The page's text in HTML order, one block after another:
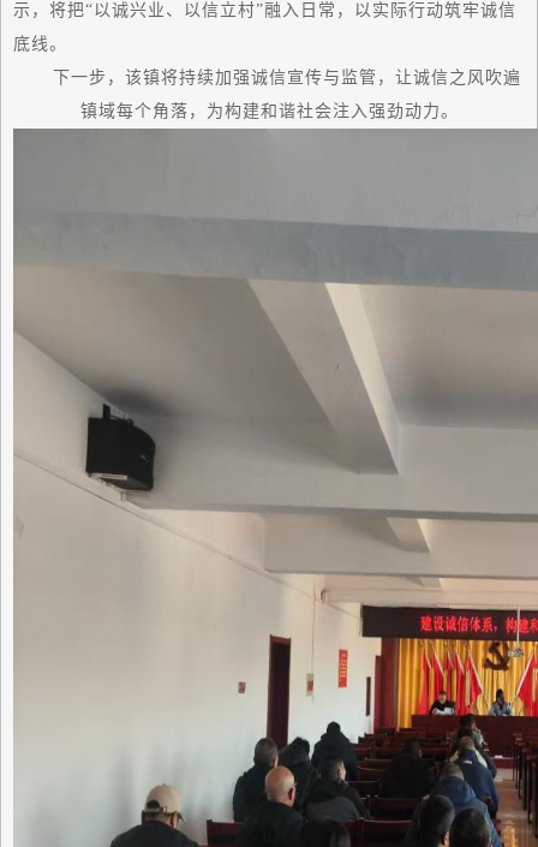
示，将把“以诚兴业、以信立村”融入日常，以实际行动筑牢诚信
底线。
下一步，该镇将持续加强诚信宣传与监管，让诚信之风吹遍
镇域每个角落，为构建和谐社会注入强劲动力。